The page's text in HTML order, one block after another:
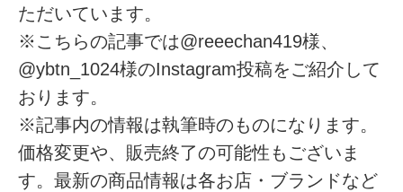
ただいています。
※こちらの記事では@reeechan419様、
@ybtn_1024様のInstagram投稿をご紹介して
おります。
※記事内の情報は執筆時のものになります。
価格変更や、販売終了の可能性もございま
す。最新の商品情報は各お店・ブランドなど